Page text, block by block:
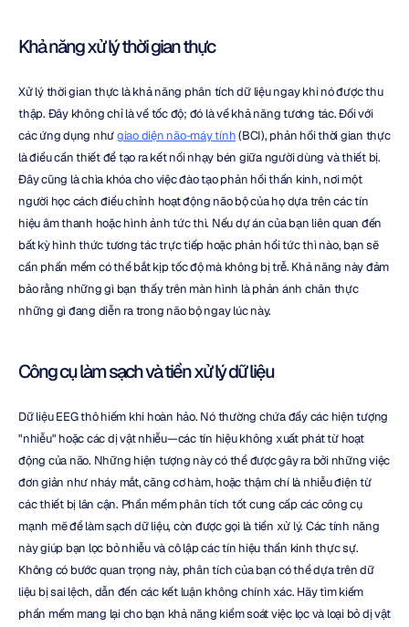
Khả năng xử lý thời gian thực
Xử lý thời gian thực là khả năng phân tích dữ liệu ngay khi nó được thu
thập. Đây không chỉ là về tốc độ; đó là về khả năng tương tác. Đối với
các ứng dụng như giao diện não-máy tính (BCI), phản hồi thời gian thực
là điều cần thiết để tạo ra kết nối nhạy bén giữa người dùng và thiết bị.
Đây cũng là chìa khóa cho việc đào tạo phản hồi thần kinh, nơi một
người học cách điều chỉnh hoạt động não bộ của họ dựa trên các tín
hiệu âm thanh hoặc hình ảnh tức thì. Nếu dự án của bạn liên quan đến
bất kỳ hình thức tương tác trực tiếp hoặc phản hồi tức thì nào, bạn sẽ
cần phần mềm có thể bắt kịp tốc độ mà không bị trễ. Khả năng này đảm
bảo rằng những gì bạn thấy trên màn hình là phản ánh chân thực
những gì đang diễn ra trong não bộ ngay lúc này.
Công cụ làm sạch và tiền xử lý dữ liệu
Dữ liệu EEG thô hiếm khi hoàn hảo. Nó thường chứa đầy các hiện tượng
"nhiễu" hoặc các dị vật nhiễu—các tín hiệu không xuất phát từ hoạt
động của não. Những hiện tượng này có thể được gây ra bởi những việc
đơn giản như nháy mắt, căng cơ hàm, hoặc thậm chí là nhiễu điện từ
các thiết bị lân cận. Phần mềm phân tích tốt cung cấp các công cụ
mạnh mẽ để làm sạch dữ liệu, còn được gọi là tiền xử lý. Các tính năng
này giúp bạn lọc bỏ nhiễu và cô lập các tín hiệu thần kinh thực sự.
Không có bước quan trọng này, phân tích của bạn có thể dựa trên dữ
liệu bị sai lệch, dẫn đến các kết luận không chính xác. Hãy tìm kiếm
phần mềm mang lại cho bạn khả năng kiểm soát việc lọc và loại bỏ dị vật